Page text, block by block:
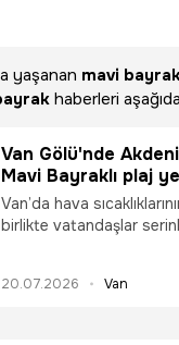
yaşanan mavi
haberleri
Van Gölü'nde
Mavi Bayraklı plaj
ücretsiz oldu!
Van’da hava
birlikte vatandaşlar
onarım ve temizlik
20.07.2026 Van